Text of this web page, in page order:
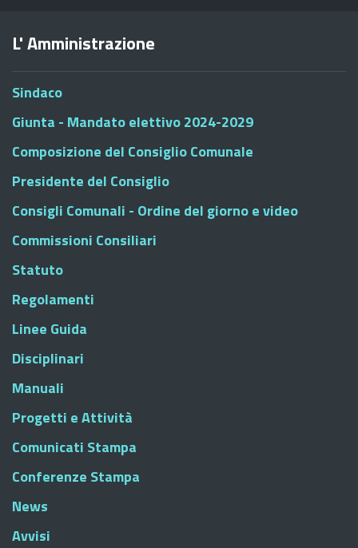
L' Amministrazione
Sindaco
Giunta - Mandato elettivo 2024-2029
Composizione del Consiglio Comunale
Presidente del Consiglio
Consigli Comunali - Ordine del giorno e video
Commissioni Consiliari
Statuto
Regolamenti
Linee Guida
Disciplinari
Manuali
Progetti e Attività
Comunicati Stampa
Conferenze Stampa
News
Avvisi